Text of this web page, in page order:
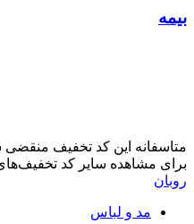
بیمه
متاسفانه این کد تخفیف
برای مشاهده سایر کد
روبان
مد و لباس